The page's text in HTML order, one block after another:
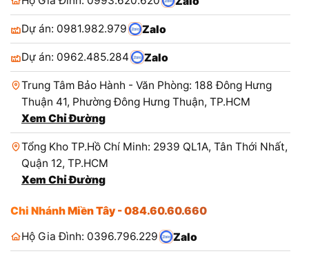
Dự án: 0981.982.979 Zalo
Dự án: 0962.485.284 Zalo
Trung Tâm Bảo Hành - Văn Phòng: 188 Đông Hưng
Thuận 41, Phường Đông Hưng Thuận, TP.HCM
Xem Chỉ Đường
Tổng Kho TP.Hồ Chí Minh: 2939 QL1A, Tân Thới Nhất,
Quận 12, TP.HCM
Xem Chỉ Đường
Chi Nhánh Miền Tây - 084.60.60.660
Hộ Gia Đình: 0396.796.229
Zalo